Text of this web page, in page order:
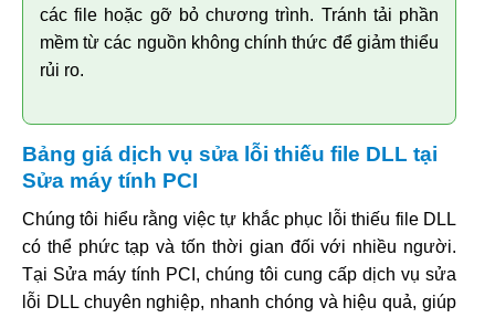
các file hoặc gỡ bỏ chương trình. Tránh tải phần
mềm từ các nguồn không chính thức để giảm thiểu
rủi ro.
Bảng giá dịch vụ sửa lỗi thiếu file DLL tại
Sửa máy tính PCI
Chúng tôi hiểu rằng việc tự khắc phục lỗi thiếu file DLL
có thể phức tạp và tốn thời gian đối với nhiều người.
Tại Sửa máy tính PCI, chúng tôi cung cấp dịch vụ sửa
lỗi DLL chuyên nghiệp, nhanh chóng và hiệu quả, giúp